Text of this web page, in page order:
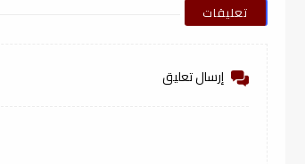
تعليقات
إرسال تعليق